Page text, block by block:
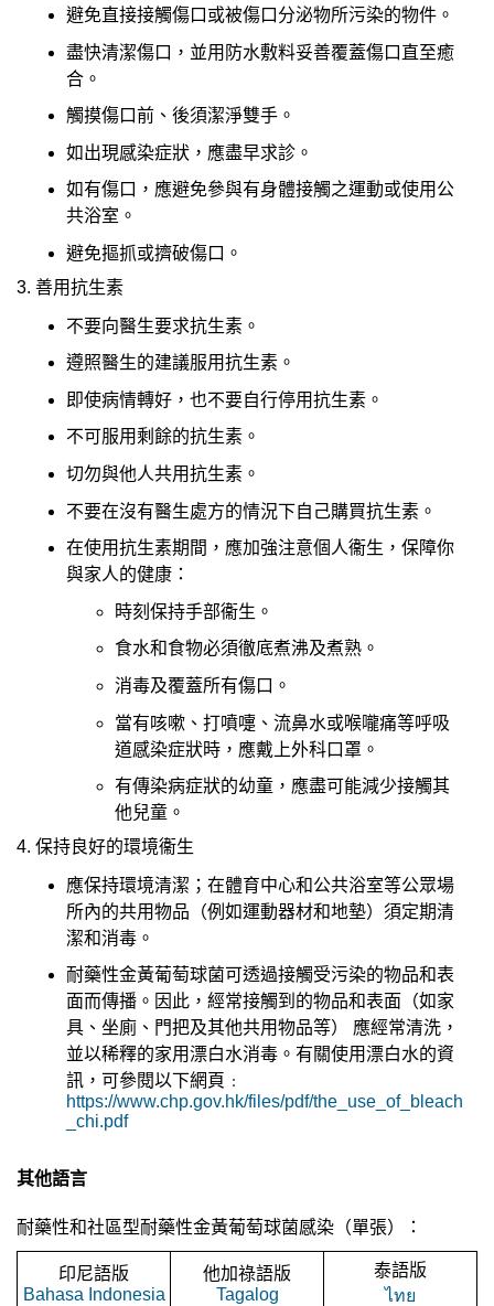
避免直接接觸傷口或被傷口分泌物所污染的物件。
盡快清潔傷口，並用防水敷料妥善覆蓋傷口直至癒
合。
觸摸傷口前、後須潔淨雙手。
如出現感染症狀，應盡早求診。
如有傷口，應避免參與有身體接觸之運動或使用公
共浴室。
避免摳抓或擠破傷口。
3. 善用抗生素
不要向醫生要求抗生素。
遵照醫生的建議服用抗生素。
即使病情轉好，也不要自行停用抗生素。
不可服用剩餘的抗生素。
切勿與他人共用抗生素。
不要在沒有醫生處方的情況下自己購買抗生素。
在使用抗生素期間，應加強注意個人衞生，保障你
與家人的健康：
時刻保持手部衞生。
食水和食物必須徹底煮沸及煮熟。
消毒及覆蓋所有傷口。
當有咳嗽、打噴嚏、流鼻水或喉嚨痛等呼吸
道感染症狀時，應戴上外科口罩。
有傳染病症狀的幼童，應盡可能減少接觸其
他兒童。
4. 保持良好的環境衞生
應保持環境清潔；在體育中心和公共浴室等公眾場
所內的共用物品（例如運動器材和地墊）須定期清
潔和消毒。
耐藥性金黃葡萄球菌可透過接觸受污染的物品和表
面而傳播。因此，經常接觸到的物品和表面（如家
具、坐廁、門把及其他共用物品等） 應經常清洗，
並以稀釋的家用漂白水消毒。有關使用漂白水的資
訊，可參閱以下網頁﹕
https://www.chp.gov.hk/files/pdf/the_use_of_bleach
_chi.pdf
其他語言
耐藥性和社區型耐藥性金黃葡萄球菌感染（單張）：
印尼語版
Bahasa Indonesia
他加祿語版
Tagalog
泰語版
ไทย